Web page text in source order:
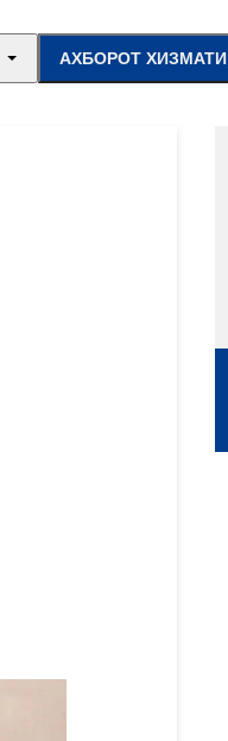
АХБОРОТ ХИЗМАТИ